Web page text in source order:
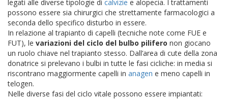
legati alle diverse tipologie di calvizie e alopecia. I trattamenti
possono essere sia chirurgici che strettamente farmacologici a
seconda dello specifico disturbo in essere.
In relazione al trapianto di capelli (tecniche note come FUE e
FUT), le variazioni del ciclo del bulbo pilifero non giocano
un ruolo chiave nel trapianto stesso. Dall’area di cute della zona
donatrice si prelevano i bulbi in tutte le fasi cicliche: in media si
riscontrano maggiormente capelli in anagen e meno capelli in
telogen.
Nelle diverse fasi del ciclo vitale possono essere impiantati: